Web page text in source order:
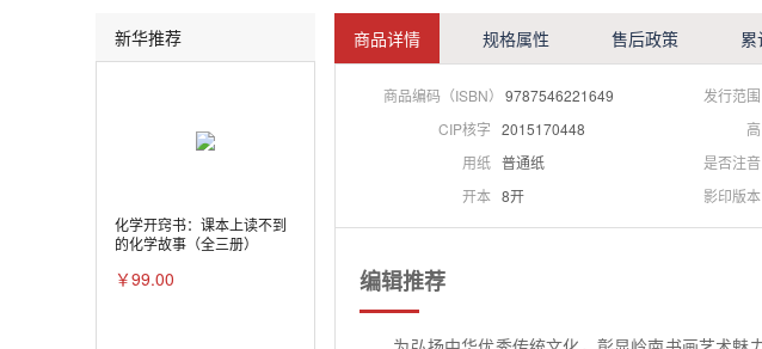
新华推荐
化学开窍书：课本上读不到
的化学故事（全三册）
￥99.00
商品详情 规格属性 售后政策
商品编码（ISBN） 9787546221649 发行范围
CIP核字 2015170448 高
用纸 普通纸 是否注音
开本 8开 影印版本
编辑推荐